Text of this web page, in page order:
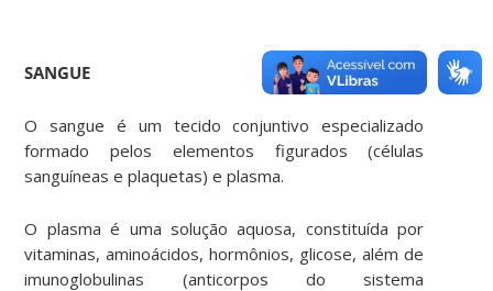
SANGUE
O sangue é um tecido conjuntivo especializado
formado pelos elementos figurados (células
sanguíneas e plaquetas) e plasma.
O plasma é uma solução aquosa, constituída por
vitaminas, aminoácidos, hormônios, glicose, além de
imunoglobulinas (anticorpos do sistema